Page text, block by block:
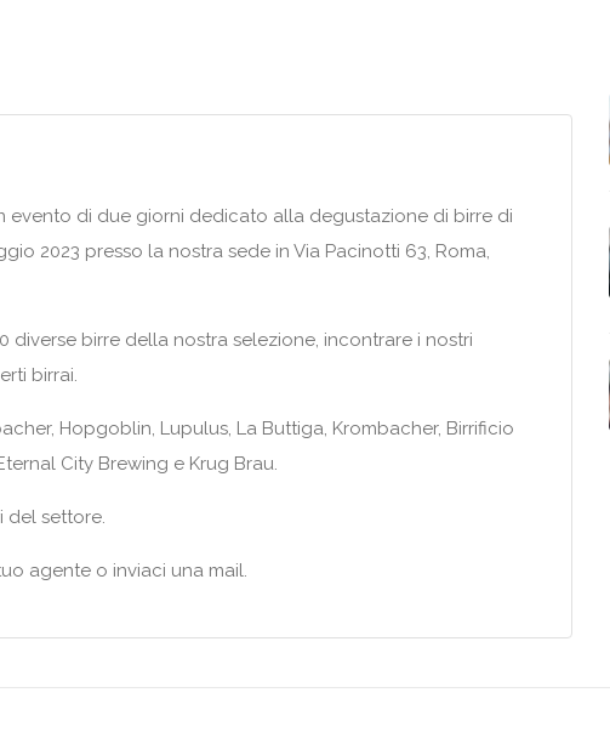
evento di due giorni dedicato alla degustazione di birre di
2023 presso la nostra sede in Via Pacinotti 63, Roma,
diverse birre della nostra selezione, incontrare i nostri
birrai.
Hopgoblin, Lupulus, La Buttiga, Krombacher, Birrificio
City Brewing e Krug Brau.
del settore.
agente o inviaci una mail.